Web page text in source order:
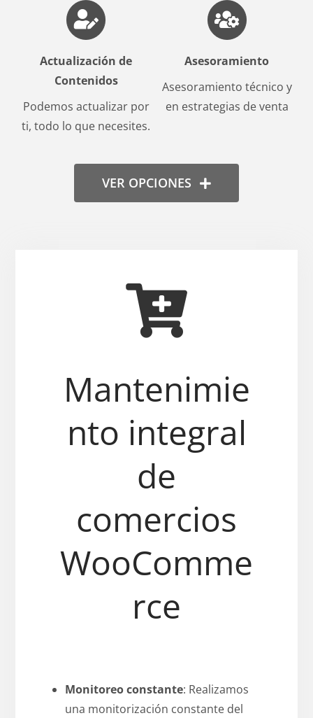
Actualización de
Contenidos
Podemos actualizar por
ti, todo lo que necesites.
Asesoramiento
Asesoramiento técnico y
en estrategias de venta
VER OPCIONES
Mantenimie
nto integral
de
comercios
WooComme
rce
Monitoreo constante: Realizamos
una monitorización constante del